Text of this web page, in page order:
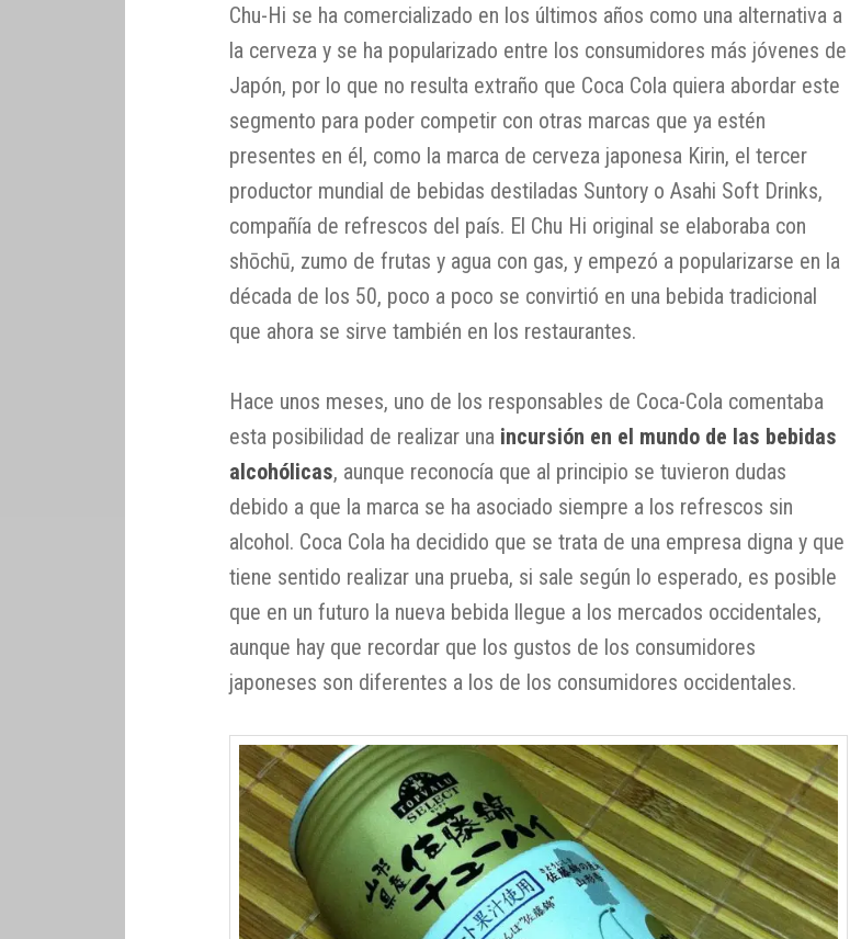
Chu-Hi se ha comercializado en los últimos años como una alternativa a
la cerveza y se ha popularizado entre los consumidores más jóvenes de
Japón, por lo que no resulta extraño que Coca Cola quiera abordar este
segmento para poder competir con otras marcas que ya estén
presentes en él, como la marca de cerveza japonesa Kirin, el tercer
productor mundial de bebidas destiladas Suntory o Asahi Soft Drinks,
compañía de refrescos del país. El Chu Hi original se elaboraba con
shōchū, zumo de frutas y agua con gas, y empezó a popularizarse en la
década de los 50, poco a poco se convirtió en una bebida tradicional
que ahora se sirve también en los restaurantes.
Hace unos meses, uno de los responsables de Coca-Cola comentaba
esta posibilidad de realizar una incursión en el mundo de las bebidas
alcohólicas, aunque reconocía que al principio se tuvieron dudas
debido a que la marca se ha asociado siempre a los refrescos sin
alcohol. Coca Cola ha decidido que se trata de una empresa digna y que
tiene sentido realizar una prueba, si sale según lo esperado, es posible
que en un futuro la nueva bebida llegue a los mercados occidentales,
aunque hay que recordar que los gustos de los consumidores
japoneses son diferentes a los de los consumidores occidentales.